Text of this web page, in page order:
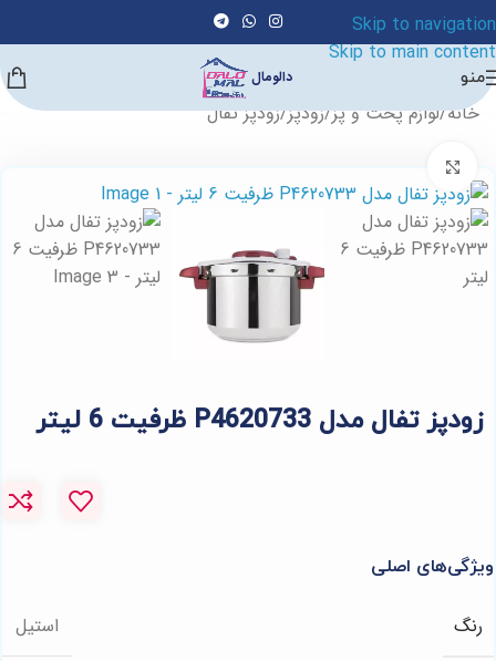
Skip to navigation
Skip to main content
منو دالومال
خانه/لوازم پخت و پز/زودپز/زودپز تفال
زودپز تفال مدل P4620733 ظرفیت 6 لیتر
ویژگی‌های اصلی
رنگ استیل